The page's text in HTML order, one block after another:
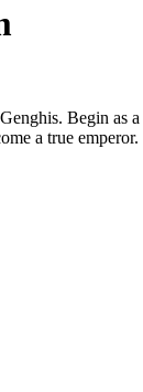
Begin as
a true emperor.